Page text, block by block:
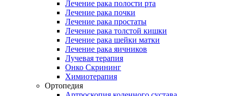
Лечение рака полости рта
Лечение рака почки
Лечение рака простаты
Лечение рака толстой кишки
Лечение рака шейки матки
Лечение рака яичников
Лучевая терапия
Онко Скрининг
Химиотерапия
Ортопедия